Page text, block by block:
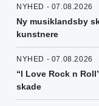
NYHED - 07.08.2026
Ny musiklandsby
kunstnere
NYHED - 07.08.2026
“I Love Rock n
skade